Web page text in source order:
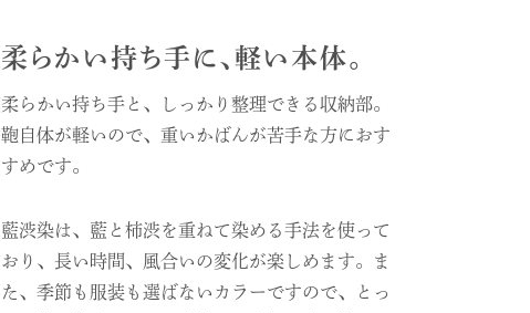
Cat chaton
柔らかい持ち手に、軽い本体。
柔らかい持ち手と、しっかり整理できる収納部。
鞄自体が軽いので、重いかばんが苦手な方におす
すめです。
藍渋染は、藍と柿渋を重ねて染める手法を使って
おり、長い時間、風合いの変化が楽しめます。ま
た、季節も服装も選ばないカラーですので、とっ